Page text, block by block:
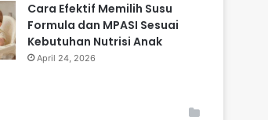
Cara Efektif Memilih Susu
Formula dan MPASI Sesuai
Kebutuhan Nutrisi Anak
April 24, 2026